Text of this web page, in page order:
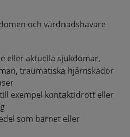
och vårdnadshavare
eller aktuella sjukdomar,
traumatiska hjärnskador
exempel kontaktidrott eller
som barnet eller